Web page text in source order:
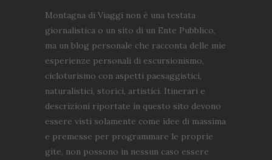
Montagna di Viaggi non è una testata
giornalistica o un sito di un Ente Pubblico,
ma un blog personale che racconta delle mie
esperienze personali di escursionismo,
cicloturismo con aspetti paesaggistici,
naturalistici, storici, artistici. Itinerari e
descrizioni riportate in questo sito devono
essere visti solamente come idee di massima
e premesse per programmare le proprie
gite, non possono in nessun caso essere